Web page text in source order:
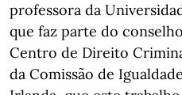
professora da
que faz parte do
Centro de Direito
da Comissão de